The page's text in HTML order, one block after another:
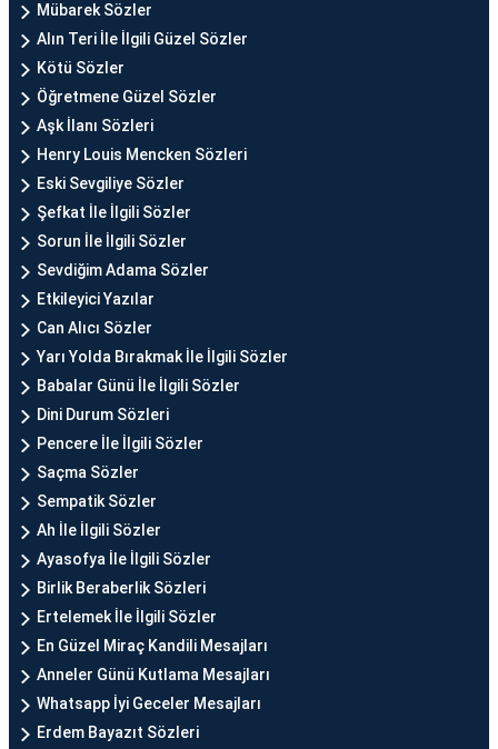
Mübarek Sözler
Alın Teri İle İlgili Güzel Sözler
Kötü Sözler
Öğretmene Güzel Sözler
Aşk İlanı Sözleri
Henry Louis Mencken Sözleri
Eski Sevgiliye Sözler
Şefkat İle İlgili Sözler
Sorun İle İlgili Sözler
Sevdiğim Adama Sözler
Etkileyici Yazılar
Can Alıcı Sözler
Yarı Yolda Bırakmak İle İlgili Sözler
Babalar Günü İle İlgili Sözler
Dini Durum Sözleri
Pencere İle İlgili Sözler
Saçma Sözler
Sempatik Sözler
Ah İle İlgili Sözler
Ayasofya İle İlgili Sözler
Birlik Beraberlik Sözleri
Ertelemek İle İlgili Sözler
En Güzel Miraç Kandili Mesajları
Anneler Günü Kutlama Mesajları
Whatsapp İyi Geceler Mesajları
Erdem Bayazıt Sözleri